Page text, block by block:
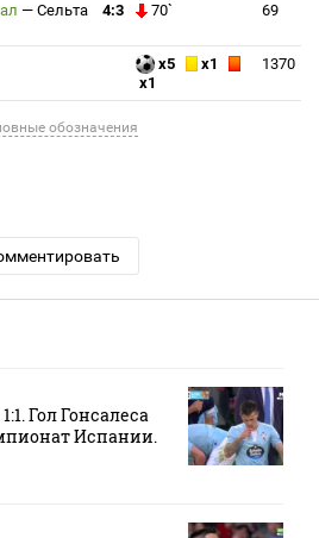
— Сельта 4:3 70` 69
x5
x1
x1
1370
обозначения
Гол Гонсалеса
Испании.